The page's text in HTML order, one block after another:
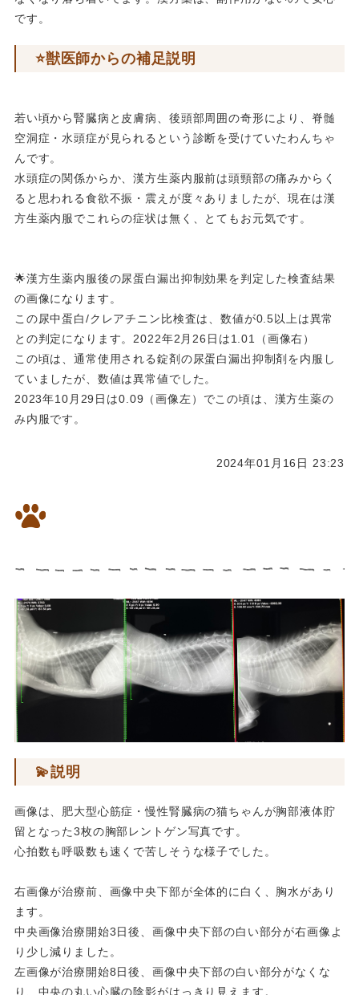
です。
⭐️獣医師からの補足説明
若い頃から腎臓病と皮膚病、後頭部周囲の奇形により、脊髄
空洞症・水頭症が見られるという診断を受けていたわんちゃ
んです。
水頭症の関係からか、漢方生薬内服前は頭頸部の痛みからく
ると思われる食欲不振・震えが度々ありましたが、現在は漢
方生薬内服でこれらの症状は無く、とてもお元気です。
🌟漢方生薬内服後の尿蛋白漏出抑制効果を判定した検査結果
の画像になります。
この尿中蛋白/クレアチニン比検査は、数値が0.5以上は異常
との判定になります。2022年2月26日は1.01（画像右）
この頃は、通常使用される錠剤の尿蛋白漏出抑制剤を内服し
ていましたが、数値は異常値でした。
2023年10月29日は0.09（画像左）でこの頃は、漢方生薬の
み内服です。
2024年01月16日 23:23
💫説明
画像は、肥大型心筋症・慢性腎臓病の猫ちゃんが胸部液体貯
留となった3枚の胸部レントゲン写真です。
心拍数も呼吸数も速くで苦しそうな様子でした。
右画像が治療前、画像中央下部が全体的に白く、胸水があり
ます。
中央画像治療開始3日後、画像中央下部の白い部分が右画像よ
り少し減りました。
左画像が治療開始8日後、画像中央下部の白い部分がなくな
り、中央の丸い心臓の陰影がはっきり見えます。